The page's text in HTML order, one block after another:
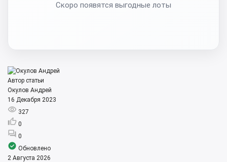
Скоро появятся выгодные лоты
Автор статьи
Окулов Андрей
16 Декабря 2023
327
0
0
Обновлено
2 Августа 2026